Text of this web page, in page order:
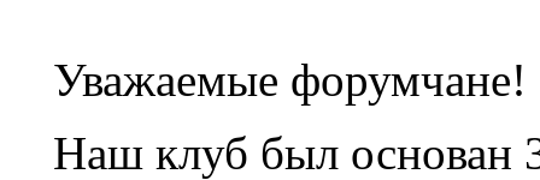
Уважаемые форумчане!
Наш клуб был основан